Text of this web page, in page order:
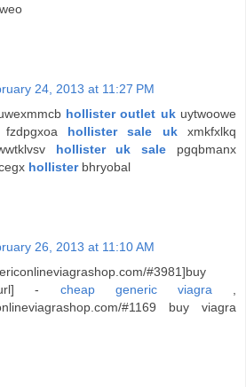
24, 2013 at 11:27 PM
hollister outlet ukuytwoowe
fzdpgxoa hollister sale ukxmkfxlkq
hollister uk sale pgqbmanx
hollisterbhryobal
26, 2013 at 11:10 AM
#3981]buy
url] - cheap generic viagra
#1169 buy viagra